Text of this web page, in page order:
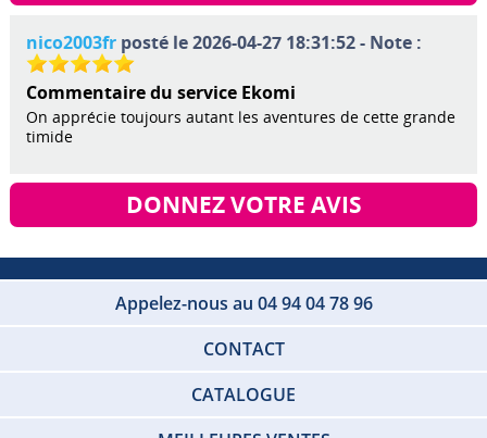
nico2003frposté le 2026-04-27 18:31:52 - Note :
Commentaire du service Ekomi
On apprécie toujours autant les aventures de cette grande
timide
DONNEZ VOTRE AVIS
Appelez-nous au 04 94 04 78 96
CONTACT
CATALOGUE